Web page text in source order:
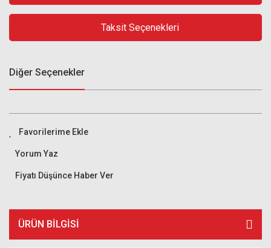
Taksit Seçenekleri
Diğer Seçenekler
Yorum Yaz
Fiyatı Düşünce Haber Ver
ÜRÜN BILGISI